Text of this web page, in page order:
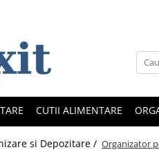
CUTII ALIMENTARE
si Depozitare / Organizator